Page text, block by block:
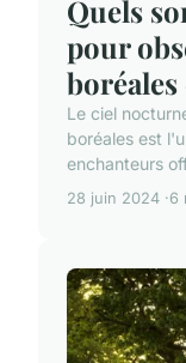
Quels
pour
boréales
Le ciel
boréales est
enchanteurs
28 juin 2024 6